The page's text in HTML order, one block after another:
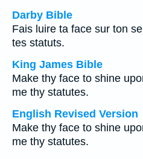
Darby Bible
Fais luire ta face sur ton
tes statuts.
King James Bible
Make thy face to shine
me thy statutes.
English Revised Version
Make thy face to shine
me thy statutes.